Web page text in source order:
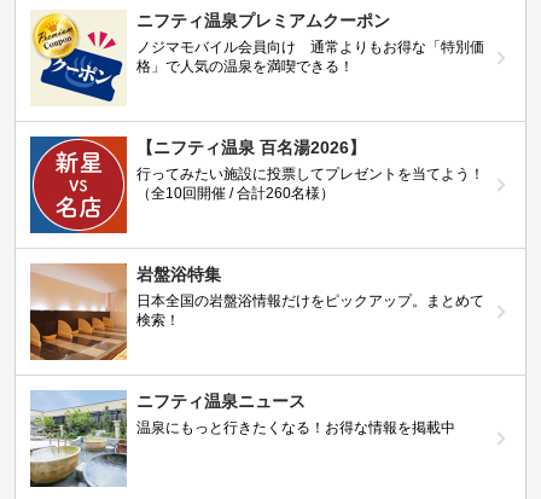
ニフティ温泉プレミアムクーポン
ノジマモバイル会員向け 通常よりもお得な「特別価
格」で人気の温泉を満喫できる！
【ニフティ温泉 百名湯2026】
行ってみたい施設に投票してプレゼントを当てよう！
（全10回開催 / 合計260名様）
岩盤浴特集
日本全国の岩盤浴情報だけをピックアップ。まとめて
検索！
ニフティ温泉ニュース
温泉にもっと行きたくなる！お得な情報を掲載中